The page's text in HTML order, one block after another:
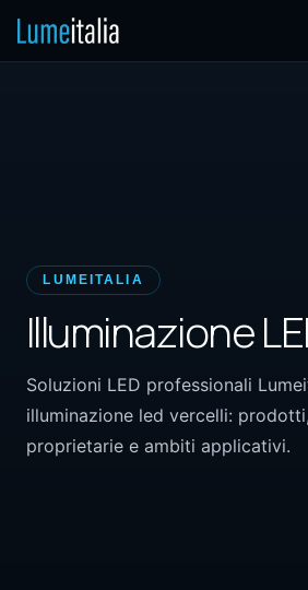
LUMEITALIA
Illuminazione
Soluzioni LED professionali
illuminazione led vercelli:
proprietarie e ambiti applicativi.